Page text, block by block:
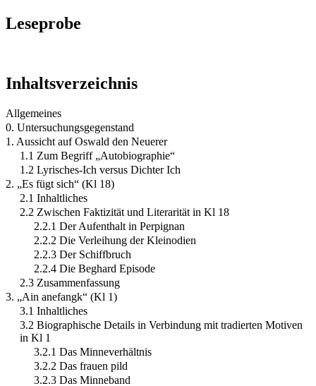
Leseprobe
Inhaltsverzeichnis
Allgemeines
0. Untersuchungsgegenstand
1. Aussicht auf Oswald den Neuerer
1.1 Zum Begriff „Autobiographie“
1.2 Lyrisches-Ich versus Dichter Ich
2. „Es fügt sich“ (Kl 18)
2.1 Inhaltliches
2.2 Zwischen Faktizität und Literarität in Kl 18
2.2.1 Der Aufenthalt in Perpignan
2.2.2 Die Verleihung der Kleinodien
2.2.3 Der Schiffbruch
2.2.4 Die Beghard Episode
2.3 Zusammenfassung
3. „Ain anefangk“ (Kl 1)
3.1 Inhaltliches
3.2 Biographische Details in Verbindung mit tradierten Motiven
in Kl 1
3.2.1 Das Minneverhältnis
3.2.2 Das frauen pild
3.2.3 Das Minneband